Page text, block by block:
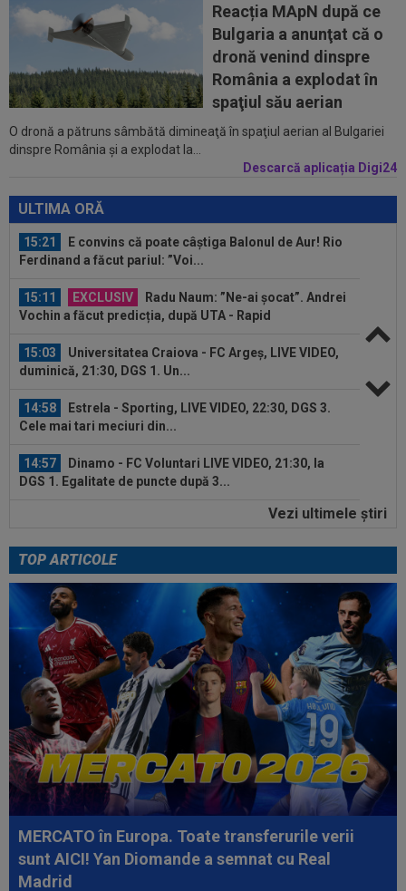
Reacția MApN după ce
Bulgaria a anunţat că o
dronă venind dinspre
România a explodat în
spaţiul său aerian
O dronă a pătruns sâmbătă dimineaţă în spaţiul aerian al Bulgariei
dinspre România şi a explodat la...
Descarcă aplicația Digi24
ULTIMA ORĂ
Dinamo - FC Voluntari LIVE VIDEO, 21:30, la
DGS 1. Egalitate de puncte după 3...
14:57
Farul - Csikszereda, LIVE VIDEO, 18:30, Digi
Sport 1. Ciucanii au trei eșecuri...
15:33 OFICIAL
87 de milioane de euro! Arsenal a
făcut marele transfer, după ce l-a ratat pe...
luat decizia
15:21
E convins că poate câștiga Balonul de Aur! Rio
Ferdinand a făcut pariul: ”Voi...
15:11 EXCLUSIV
Radu Naum: ”Ne-ai șocat”. Andrei
Vochin a făcut predicția, după UTA - Rapid
15:03
Universitatea Craiova - FC Argeș, LIVE VIDEO,
duminică, 21:30, DGS 1. Un...
14:58
Estrela - Sporting, LIVE VIDEO, 22:30, DGS 3.
Cele mai tari meciuri din...
14:57
Dinamo - FC Voluntari LIVE VIDEO, 21:30, la
DGS 1. Egalitate de puncte după 3...
Farul - Csikszereda, LIVE VIDEO, 18:30, Digi
15:33 OFICIAL
87 de milioane de euro! Arsenal a
făcut marele transfer, după ce l-a ratat pe...
15:32
Schimbare la FCSB! Gigi Becali s-a convins și a
luat decizia
15:21
E convins că poate câștiga Balonul de Aur! Rio
Ferdinand a făcut pariul: ”Voi...
15:11 EXCLUSIV
Radu Naum: ”Ne-ai șocat”. Andrei
Vochin a făcut predicția, după UTA - Rapid
15:03
Universitatea Craiova - FC Argeș, LIVE VIDEO,
duminică, 21:30, DGS 1. Un...
Vezi ultimele ştiri
TOP ARTICOLE
MERCATO în Europa. Toate transferurile verii
sunt AICI! Yan Diomande a semnat cu Real
Madrid